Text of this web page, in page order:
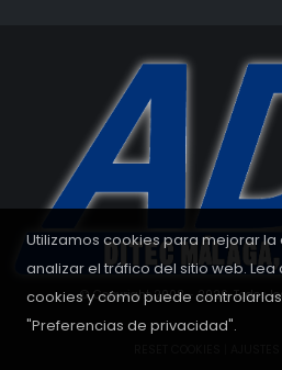
Utilizamos cookies para mejorar
analizar el tráfico del sitio web.
cookies y cómo puede
"Preferencias de privacidad".
© Copyright 2008 - 2026. Todos